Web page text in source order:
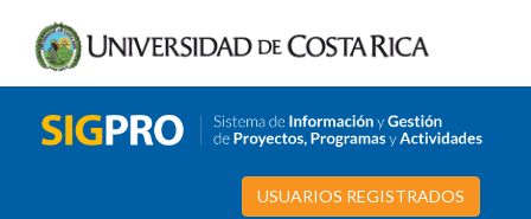
USUARIOS REGISTRADOS